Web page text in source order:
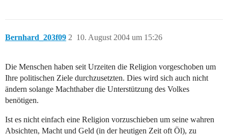
Bernhard_203f09 10. August 2004 um 15:26
2
Die Menschen haben seit Urzeiten die Religion vorgeschoben um
Ihre politischen Ziele durchzusetzten. Dies wird sich auch nicht
ändern solange Machthaber die Unterstützung des Volkes
benötigen.
Ist es nicht einfach eine Religion vorzuschieben um seine wahren
Absichten, Macht und Geld (in der heutigen Zeit oft Öl), zu